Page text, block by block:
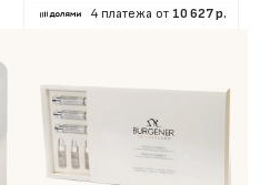
4 платежа от 10 627 р.